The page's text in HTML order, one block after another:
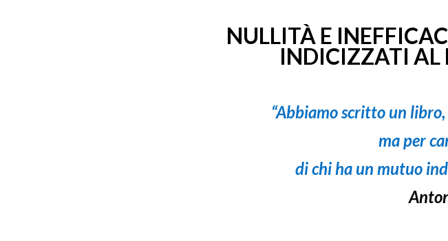
NULLITÀ E
INDICIZZATI AL
“Abbiamo scritto un libro,
ma per
di chi ha un mutuo